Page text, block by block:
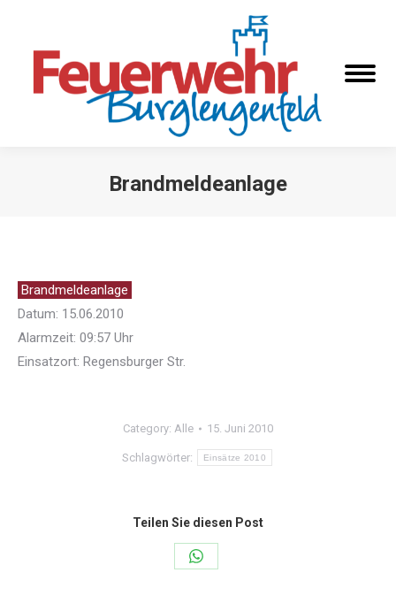
Brandmeldeanlage
Brandmeldeanlage
Datum: 15.06.2010
Alarmzeit: 09:57 Uhr
Einsatzort: Regensburger Str.
Category: Alle 15. Juni 2010
Schlagwörter: Einsätze 2010
Teilen Sie diesen Post
Share